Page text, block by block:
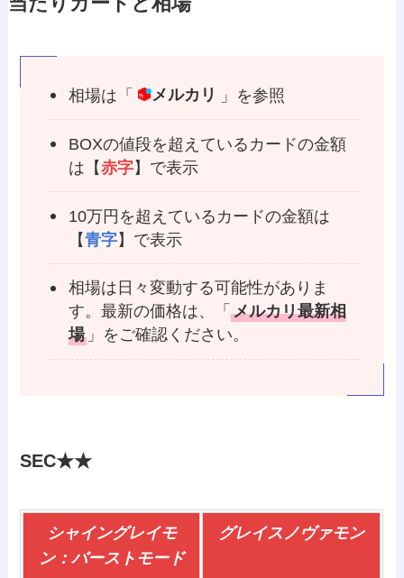
相場は「 メルカリ 」を参照
BOXの値段を超えているカードの金額
は【赤字】で表示
10万円を超えているカードの金額は
【青字】で表示
相場は日々変動する可能性がありま
す。最新の価格は、「メルカリ最新相
場 」をご確認ください。
SEC★★
シャイングレイモ
ン：バーストモード
グレイスノヴァモン